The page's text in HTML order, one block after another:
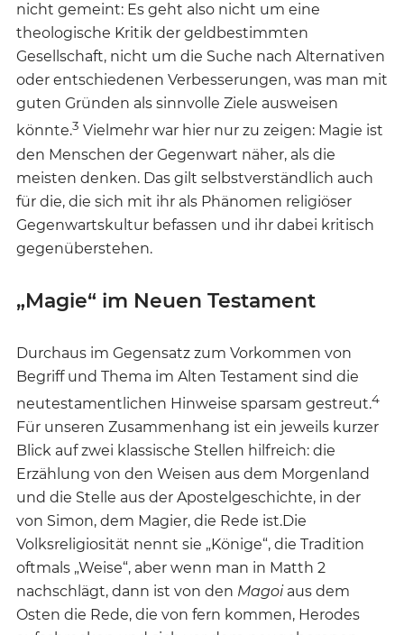
nicht gemeint: Es geht also nicht um eine
theologische Kritik der geldbestimmten
Gesellschaft, nicht um die Suche nach Alternativen
oder entschiedenen Verbesserungen, was man mit
guten Gründen als sinnvolle Ziele ausweisen
könnte.3 Vielmehr war hier nur zu zeigen: Magie ist
den Menschen der Gegenwart näher, als die
meisten denken. Das gilt selbstverständlich auch
für die, die sich mit ihr als Phänomen religiöser
Gegenwartskultur befassen und ihr dabei kritisch
gegenüberstehen.
„Magie“ im Neuen Testament
Durchaus im Gegensatz zum Vorkommen von
Begriff und Thema im Alten Testament sind die
neutestamentlichen Hinweise sparsam gestreut.4
Für unseren Zusammenhang ist ein jeweils kurzer
Blick auf zwei klassische Stellen hilfreich: die
Erzählung von den Weisen aus dem Morgenland
und die Stelle aus der Apostelgeschichte, in der
von Simon, dem Magier, die Rede ist.Die
Volksreligiosität nennt sie „Könige“, die Tradition
oftmals „Weise“, aber wenn man in Matth 2
nachschlägt, dann ist von den Magoiaus dem
Osten die Rede, die von fern kommen, Herodes